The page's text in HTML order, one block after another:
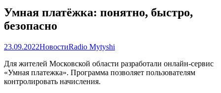
Умная платёжка: понятно, быстро,
безопасно
23.09.2022НовостиRadio Mytyshi
Для жителей Московской области разработали онлайн-сервис
«Умная платежка». Программа позволяет пользователям
контролировать начисления.